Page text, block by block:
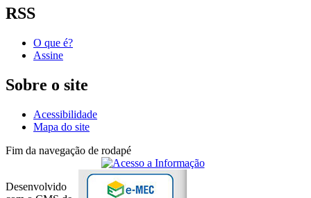
RSS
O que é?
Assine
Sobre o site
Acessibilidade
Mapa do site
Fim da navegação de rodapé
Desenvolvido